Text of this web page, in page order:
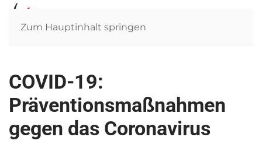
Zum Hauptinhalt springen
COVID-19:
Präventionsmaßnahmen
gegen das Coronavirus